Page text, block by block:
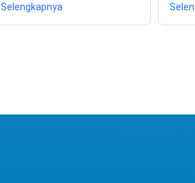
Selengkapnya